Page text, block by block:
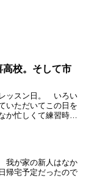
高校。そして市
ッスン日。 いろい
いただいてこの日を
か忙しくて練習時間
スティバルに出演す
奏を聞...
我が家の新人はなか
帰宅予定だったので